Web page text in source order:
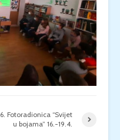
6. Fotoradionica “Svijet
u bojama” 16.-19.4.